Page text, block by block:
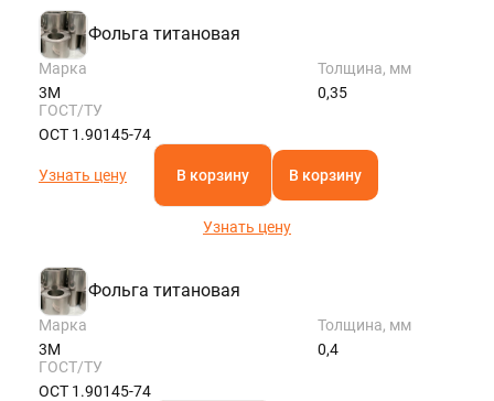
Фольга титановая
Марка
3М
Толщина, мм
0,35
ГОСТ/ТУ
ОСТ 1.90145-74
Узнать цену В корзину В корзину
Узнать цену
Фольга титановая
Марка
3М
Толщина, мм
0,4
ГОСТ/ТУ
ОСТ 1.90145-74